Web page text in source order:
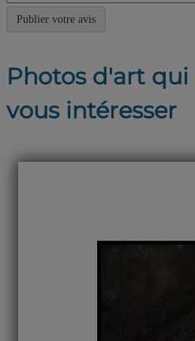
Photos d'art
vous intéresser